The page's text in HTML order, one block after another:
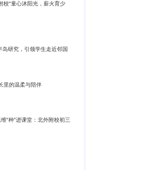
校“童心沐阳光，薪火育少
研究，引领学生走近邻国
里的温柔与陪伴
“种”进课堂：北外附校初三